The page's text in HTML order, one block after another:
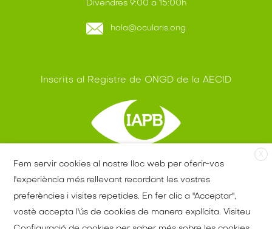
Divendres 9:00 a 15:00h
hola@ocularis.ong
Inscrits al Registre de ONGD de la AECID
Membre IAPB - OMS
X
Fem servir cookies al nostre lloc web per oferir-vos
l'experiència més rellevant recordant les vostres
preferències i visites repetides. En fer clic a "Acceptar",
vostè accepta l'ús de cookies de manera explícita. Visiteu